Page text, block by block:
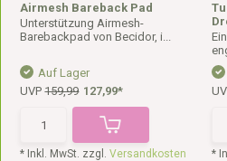
Airmesh Bareback Pad
Unterstützung Airmesh-
Barebackpad von Becidor, i...
Auf Lager
UVP159,99 127,99*
* Inkl. MwSt. zzgl.Versandkosten *